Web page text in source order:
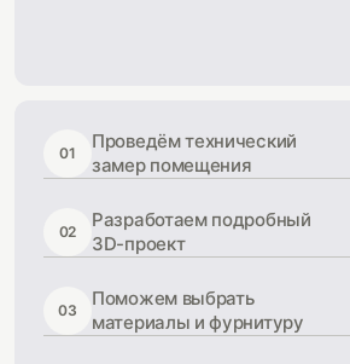
01
Проведём технический
замер помещения
02
Разработаем подробный
3D-проект
03
Поможем выбрать
материалы и фурнитуру